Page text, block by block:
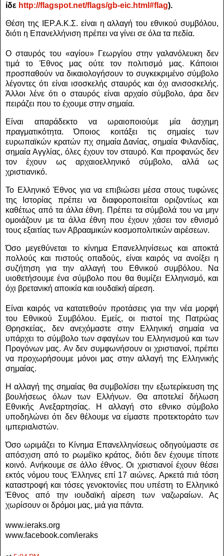
ίδε http://flagspot.net/flags/gb-eic.html #flag).
Θέση της ΙΕΡ.Α.Κ.Σ. είναι η αλλαγή του εθνικού συμβόλου,
διότι η Επανελλήνιση πρέπει να γίνει σε όλα τα πεδία.
Ο σταυρός του «αγίου» Γεωργίου στην γαλανόλευκη δεν
τιμά το Έθνος μας ούτε τον πολιτισμό μας.
Κάποιοι
προσπαθούν να δικαιολογήσουν το συγκεκριμένο σύμβολο
λέγοντες ότι είναι ισοσκελής σταυρός και όχι ανισοσκελής.
Άλλοι λένε ότι ο σταυρός είναι αρχαίο σύμβολο, άρα δεν
πειράζει που το έχουμε στην σημαία.
Είναι απαράδεκτο να ωραιοποιούμε μία άσχημη
πραγματικότητα.Όποιος κοιτάξει τις σημαίες των
ευρωπαϊκών κρατών πχ σημαία Δανίας, σημαία Φιλανδίας,
σημαία Αγγλίας, όλες έχουν τον σταυρό. Και προφανώς δεν
τον έχουν ως αρχαιοελληνικό σύμβολο, αλλά ως
χριστιανικό.
Το Ελληνικό Έθνος για να επιβιώσει μέσα στους τυφώνες
της Ιστορίας πρέπει να διαφοροποιείται οριζοντίως και
καθέτως από τα άλλα έθνη. Πρέπει τα σύμβολά του να μην
ομοιάζουν με τα άλλα έθνη που έχουν χάσει τον εθνισμό
τους εξαιτίας των Αβρααμικών κοσμοπολιτικών αιρέσεων.
Όσο μεγεθύνεται το κίνημα Επανελληνίσεως και αποκτά
πολλούς και πιστούς οπαδούς, είναι καιρός να ανοίξει η
συζήτηση για την αλλαγή του Εθνικού συμβόλου. Να
υιοθετήσουμε ένα σύμβολο που θα θυμίζει Ελληνισμό, και
όχι βρετανική αποικία και ιουδαϊκή αίρεση.
Είναι καιρός να κατατεθούν προτάσεις για την νέα μορφή
του Εθνικού Συμβόλου.
Εμείς, οι πιστοί της Πατρώας
Θρησκείας, δεν ανεχόμαστε στην Ελληνική σημαία να
υπάρχει το σύμβολο των σφαγέων του Ελληνισμού και των
Προγόνων μας.Αν δεν συμφωνήσουν οι χριστιανοί, πρέπει
να προχωρήσουμε μόνοι μας στην αλλαγή της Ελληνικής
σημαίας.
Η αλλαγή της σημαίας θα συμβολίσει την εξωτερίκευση της
βουλήσεως όλων των Ελλήνων. Θα αποτελεί δήλωση
Εθνικής Ανεξαρτησίας. Η αλλαγή στο εθνικο σύμβολο
υποδηλώνει ότι δεν θέλουμε να είμαστε προτεκτοράτο των
ιμπεριαλιστών.
Όσο ωριμάζει το Κίνημα Επανελληνίσεως οδηγούμαστε σε
απόσχιση από το ρωμέϊκο κράτος, διότι δεν έχουμε τίποτε
κοινό. Ανήκουμε σε άλλο έθνος. Οι χριστιανοί έχουν θέσει
εκτός νόμου τους Έλληνες επί 17 αιώνες. Αρκετά πιά τόση
καταστροφή και τόσες γενοκτονίες που υπέστη το Ελληνικό
Έθνος από την ιουδαϊκή αίρεση των ναζωραίων. Ας
χωρίσουν οι δρόμοι μας, μιά για πάντα.
www.ieraks.org
www.facebook.com/ieraks